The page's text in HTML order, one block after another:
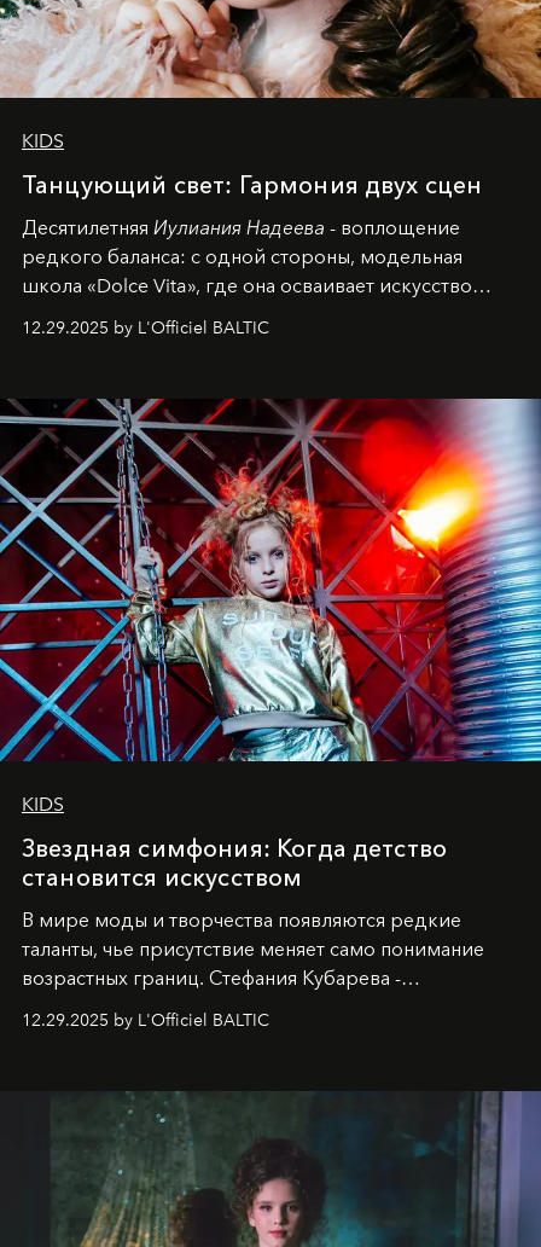
KIDS
Танцующий свет: Гармония двух сцен
Десятилетняя Иулиания Надеева - воплощение
редкого баланса: с одной стороны, модельная
школа «Dolce Vita», где она осваивает искусство
позы и образа, с другой - подготовительная
балетная студия при хореографическом училище,
танцевального пути за плечами.
12.29.2025 by L'Officiel BALTIC
KIDS
Звездная симфония: Когда детство
становится искусством
В мире моды и творчества появляются редкие
таланты, чье присутствие меняет само понимание
возрастных границ. Стефания Кубарева -
десятилетняя обладательница невероятной
харизмы, чье имя уже украшает обложки
2025
и LUXIA June 2025, представляет собой
уникальное явление современной культуры.
12.29.2025 by L'Officiel BALTIC